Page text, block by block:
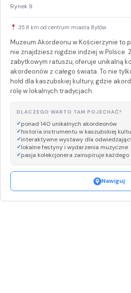
Rynek 9
35.8 km od centrum miasta Bytów
Muzeum Akordeonu w Kościerzynie to
nie znajdziesz nigdzie indziej w Polsce.
zabytkowym ratuszu, oferuje unikalną
akordeonów z całego świata. To nie
hołd dla kaszubskiej kultury, gdzie
rolę w lokalnych tradycjach.
DLACZEGO WARTO TAM POJECHAĆ?
ponad 140 unikalnych akordeonów
historia instrumentu w kaszubskiej
interaktywne wystawy dla
lokalne festyny i wydarzenia muzyczne
pasja kolekcjonera zainspiruje każdego
Nawiguj